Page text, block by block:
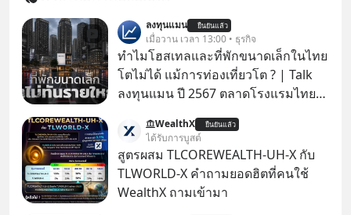
ลงทุนแมน ยืนยันแล้ว
เมื่อวาน เวลา 13:00 • ธุรกิจ
ทำไมโฮสเทลและที่พักขนาดเล็กในไทย
โตไม่ได้ แม้การท่องเที่ยวโต ? | Talk
ลงทุนแมน ปี 2567 ตลาดโรงแรมไทย
หรือไม่ว่า รายได้กว่า 85% กระจุกอยู่กับ
ผู้ประกอบการรายใหญ่ และมีอัตราการ
เติบโตได้ถึง 16% ขณะที่ผู้ประกอบการ
โฮสเทลและที่พักขนาดเล็ก ซึ่งมีสัดส่วน
WealthX ยืนยันแล้ว
ได้รับการบูสต์
สูตรผสม TLCOREWEALTH-UH-X กับ
TLWORLD-X คำถามยอดฮิตที่คนใช้
WealthX ถามเข้ามา